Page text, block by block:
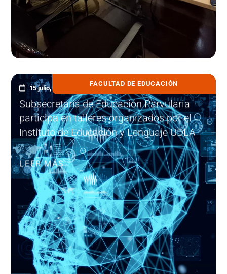
FACULTAD DE EDUCACIÓN
15 julio, 2026
Subsecretaría de Educación Parvularia
participa en talleres organizados por el
Instituto de Educación y Lenguaje UDLA
LEER MÁS